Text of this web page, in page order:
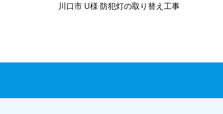
川口市 U様 防犯灯の取り替え工事